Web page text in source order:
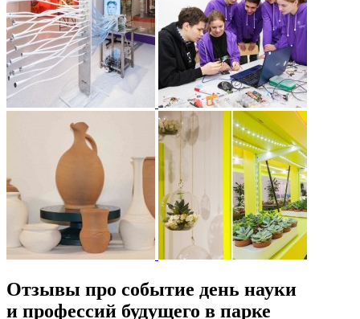
Отзывы про событие день науки
и профессий будущего в парке